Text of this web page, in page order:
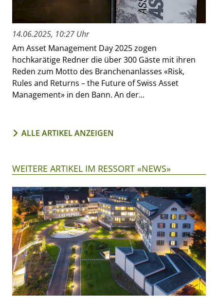
14.06.2025, 10:27 Uhr
Am Asset Management Day 2025 zogen
hochkarätige Redner die über 300 Gäste mit ihren
Reden zum Motto des Branchenanlasses «Risk,
Rules and Returns – the Future of Swiss Asset
Management» in den Bann. An der...
ALLE ARTIKEL ANZEIGEN
WEITERE ARTIKEL IM RESSORT «NEWS»